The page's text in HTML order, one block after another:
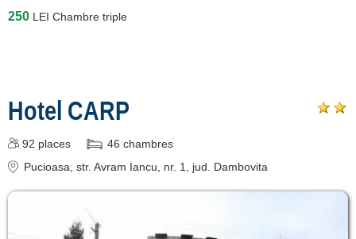
250 LEI Chambre triple
Hotel CARP
92 places 46 chambres
Pucioasa , str. Avram Iancu, nr. 1 , jud. Dambovita